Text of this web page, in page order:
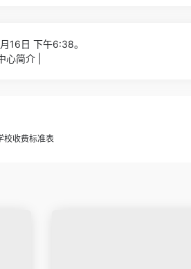
16日 下午6:38。
心简介 |
校收费标准表